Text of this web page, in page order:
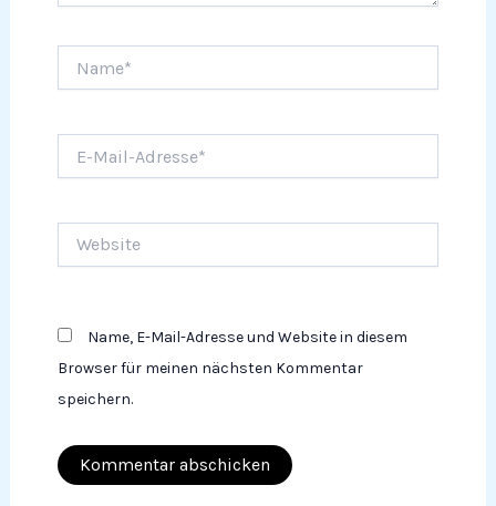
Mail-
Name, E-Mail-Adresse und Website in diesem
Browser für meinen nächsten Kommentar
speichern.